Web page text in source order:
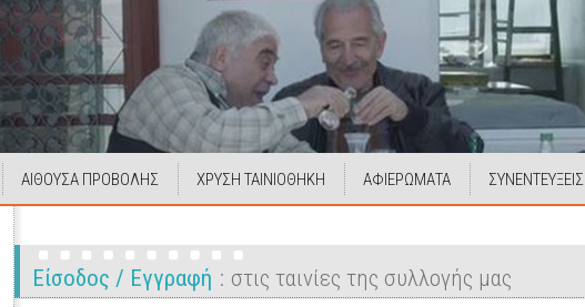
ΑΙΘΟΥΣΑ ΠΡΟΒΟΛΗΣ ΧΡΥΣΗ ΤΑΙΝΙΟΘΗΚΗ ΑΦΙΕΡΩΜΑΤΑ ΣΥΝΕΝΤΕΥΞΕΙΣ
Είσοδος / Εγγραφή στις ταινίες της συλλογής μας